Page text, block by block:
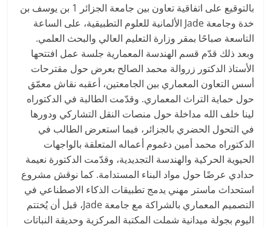
بالتوقيع على اتفاقية تعاون بين جامعة الجزائر 1 بن يوسف بن
خدة وجامعة Jade الألمانية للعلوم التطبيقية، على الساعة
التاسعة صباحًا بمقر وزارة التعليم العالي والبحث العلمي.
وبعد ذلك قدّم قسم الهندسة المعمارية جلسة عمل افتتحها
الأستاذ الدكتور زروالة محمد الصالح بعرض حول مقترحات
أسس التعاون المعماري بين الجامعتين، أعقبه نقاش معمّق
حول حماية التراث المعماري. وقدّمت الطالبة في الدكتوراه
لينا خلف الله مداخلة حول منصات النقل التشاركي ودورها
في التحول الحضري بالجزائر، فيما استعرض الطالب في
الدكتوراه محمد أمين دغموم أعماله المتعلقة بالواجهات
الحيوية الحركية والهندسة التجديدية، وقدّمت الدكتورة نعيمة
حدادي عرضًا حول مواد البناء المستدامة. كما نوقش مشروع
استحداث ماستر مهني يدمج تطبيقات الذكاء الاصطناعي في
التصميم المعماري بالشراكة مع جامعة Jade، قبل أن يُختتم
اليوم بجولة ميدانية شملت المكتبة المركزية وحديقة النباتات